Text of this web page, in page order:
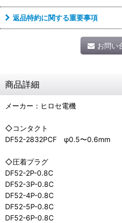
返品特約に関する重要事項
お問い
商品詳細
メーカー：ヒロセ電機
◇コンタクト
DF52-2832PCF φ0.5〜0.6mm
◇圧着プラグ
DF52-2P-0.8C
DF52-3P-0.8C
DF52-4P-0.8C
DF52-5P-0.8C
DF52-6P-0.8C